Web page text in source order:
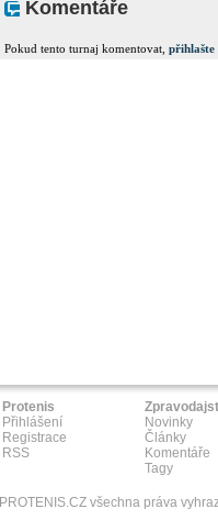
Komentáře
Pokud tento turnaj komentovat, přihlašte
Protenis
Přihlášení
Registrace
RSS
Novinky
Články
Komentáře
Tagy
PROTENIS.CZ všechna práva